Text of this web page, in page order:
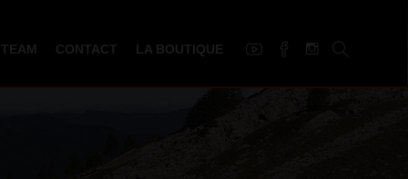
CONTACT LA BOUTIQUE